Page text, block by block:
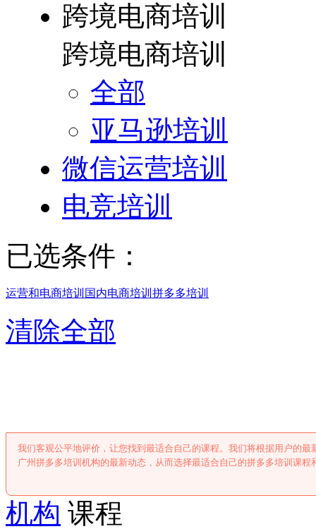
跨境电商培训
跨境电商培训
全部
亚马逊培训
微信运营培训
电竞培训
已选条件：
运营和电商培训 国内电商培训 拼多多培训
清除全部
我们客观公平地评价，让您找到最适合自己的课程。我们将根据用户的
广州拼多多培训机构的最新动态，从而选择最适合自己的拼多多培训课程
机构 课程